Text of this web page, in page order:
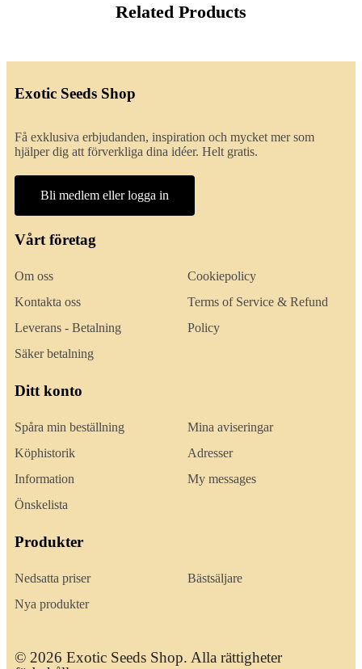
Related Products
Exotic Seeds Shop
Få exklusiva erbjudanden, inspiration och mycket mer som
hjälper dig att förverkliga dina idéer. Helt gratis.
Bli medlem eller logga in
Vårt företag
Om oss
Kontakta oss
Leverans - Betalning
Säker betalning
Cookiepolicy
Terms of Service & Refund
Policy
Ditt konto
Spåra min beställning
Köphistorik
Information
Önskelista
Mina aviseringar
Adresser
My messages
Produkter
Nedsatta priser
Nya produkter
Bästsäljare
© 2026 Exotic Seeds Shop. Alla rättigheter